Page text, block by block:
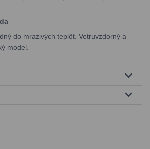
do mrazivých teplôt. Vetruvzdorný a
model.